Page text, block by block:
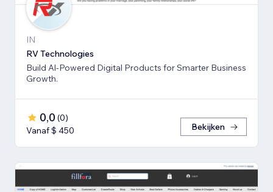
IN
RV Technologies
Build Al-Powered Digital Products for Smarter Business
Growth.
0,0 (0)
Vanaf $ 450
Bekijken